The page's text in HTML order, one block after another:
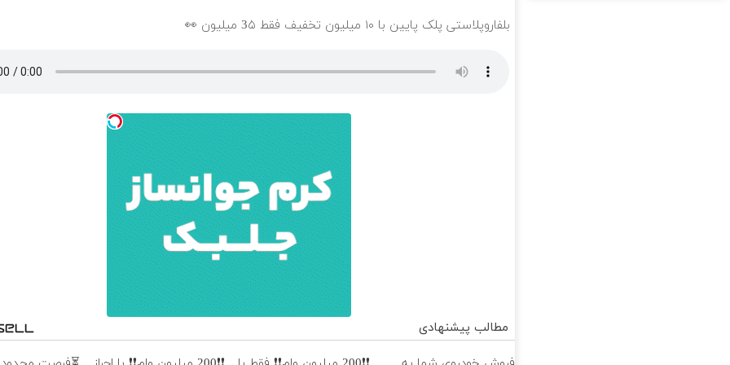
بلفاروپلاستی پلک پایین با ۱۰ میلیون تخفیف فقط 3۵ میلیون 👀
مطالب پیشنهادی